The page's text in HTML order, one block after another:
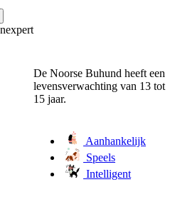
De Noorse Buhund heeft een
levensverwachting van 13 tot
15 jaar.
Aanhankelijk
Speels
Intelligent